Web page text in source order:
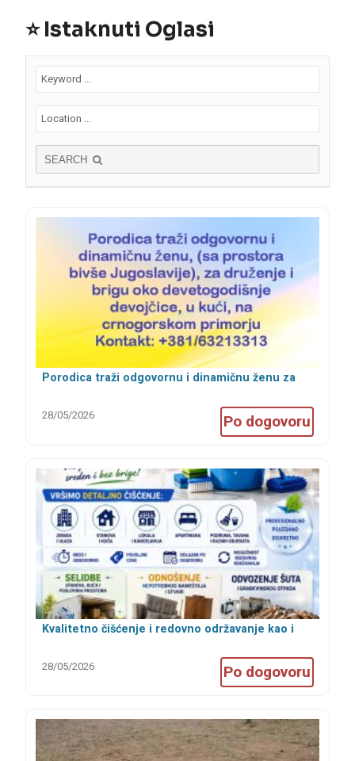
⭐ Istaknuti Oglasi
SEARCH
Porodica traži odgovornu i dinamičnu ženu za
28/05/2026 Po dogovoru
Kvalitetno čišćenje i redovno održavanje kao i
28/05/2026 Po dogovoru